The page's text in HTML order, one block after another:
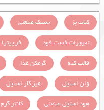
کباب پز سینک صنعتی
تجهیزات فست فود
فر پیتزا
قالب کته
گرمکن غذا
وان استیل
میز کار استیل
هود استیل صنعتی
کانتر گرم